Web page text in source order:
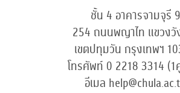
ชั้น 4 อาคารจามจุรี 9
254 ถนนพญาไท แขวงวั
เขตปทุมวัน กรุงเทพฯ
โทรศัพท์ 0 2218 3314 (1
อีเมล